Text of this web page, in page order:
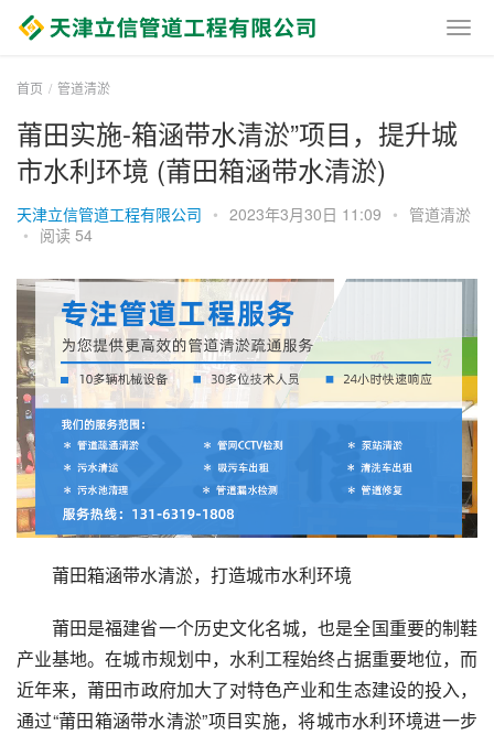
首页 管道清淤
莆田实施-箱涵带水清淤”项目，提升城
市水利环境 (莆田箱涵带水清淤)
天津立信管道工程有限公司 • 2023年3月30日 11:09 • 管道清淤
• 阅读 54
莆田箱涵带水清淤，打造城市水利环境
莆田是福建省一个历史文化名城，也是全国重要的制鞋
产业基地。在城市规划中，水利工程始终占据重要地位，而
近年来，莆田市政府加大了对特色产业和生态建设的投入，
通过“莆田箱涵带水清淤”项目实施，将城市水利环境进一步